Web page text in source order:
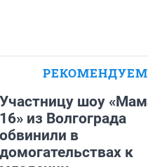
РЕКОМЕНДУЕМ
Участницу шоу
16» из Волгограда
обвинили в
домогательствах к